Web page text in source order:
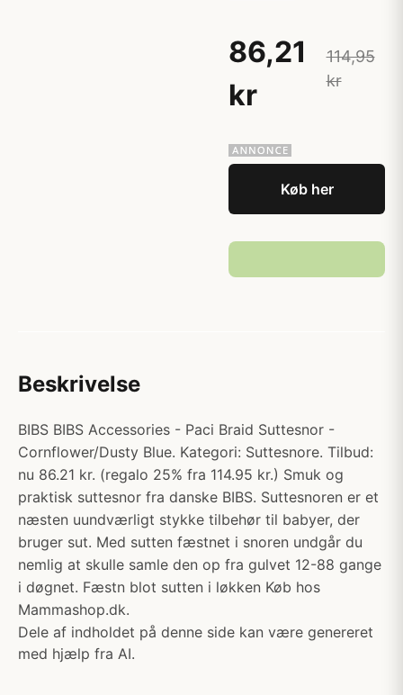
86,21
kr
114,95
kr
Køb her
Beskrivelse
BIBS BIBS Accessories - Paci Braid Suttesnor -
Cornflower/Dusty Blue. Kategori: Suttesnore. Tilbud:
nu 86.21 kr. (regalo 25% fra 114.95 kr.) Smuk og
praktisk suttesnor fra danske BIBS. Suttesnoren er et
næsten uundværligt stykke tilbehør til babyer, der
bruger sut. Med sutten fæstnet i snoren undgår du
nemlig at skulle samle den op fra gulvet 12-88 gange
i døgnet. Fæstn blot sutten i løkken Køb hos
Mammashop.dk.
Dele af indholdet på denne side kan være genereret
med hjælp fra AI.